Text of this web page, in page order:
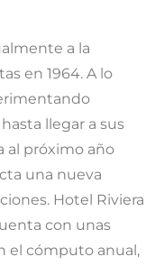
a la
en 1964. A lo
llegar a sus
al próximo año
una nueva
Hotel Riviera
con unas
el cómputo anual,